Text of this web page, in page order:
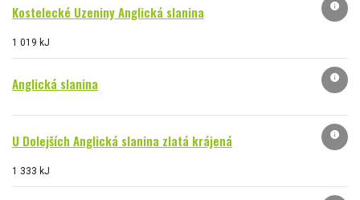
Kostelecké Uzeniny Anglická slanina
1 019 kJ
info
Anglická slanina info
U Dolejších Anglická slanina zlatá krájená
1 333 kJ
info